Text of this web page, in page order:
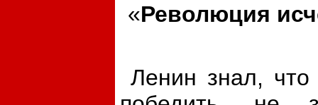
«Революция
Ленин знал,